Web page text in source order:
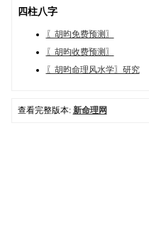
四柱八字
〖胡昀免费预测〗
〖胡昀收费预测〗
〖胡昀命理风水学〗研究
查看完整版本: 新命理网